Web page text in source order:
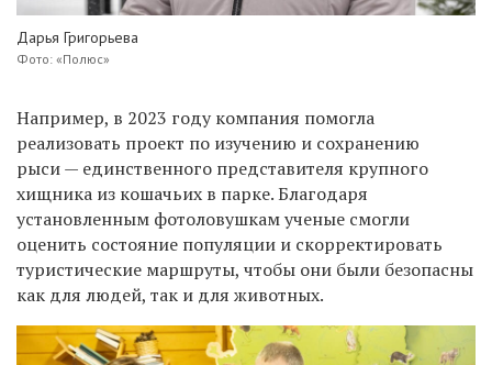
Дарья Григорьева
Фото: «Полюс»
Например, в 2023 году компания помогла
реализовать проект по изучению и сохранению
рыси — единственного представителя крупного
хищника из кошачьих в парке. Благодаря
установленным фотоловушкам ученые смогли
оценить состояние популяции и скорректировать
туристические маршруты, чтобы они были безопасны
как для людей, так и для животных.